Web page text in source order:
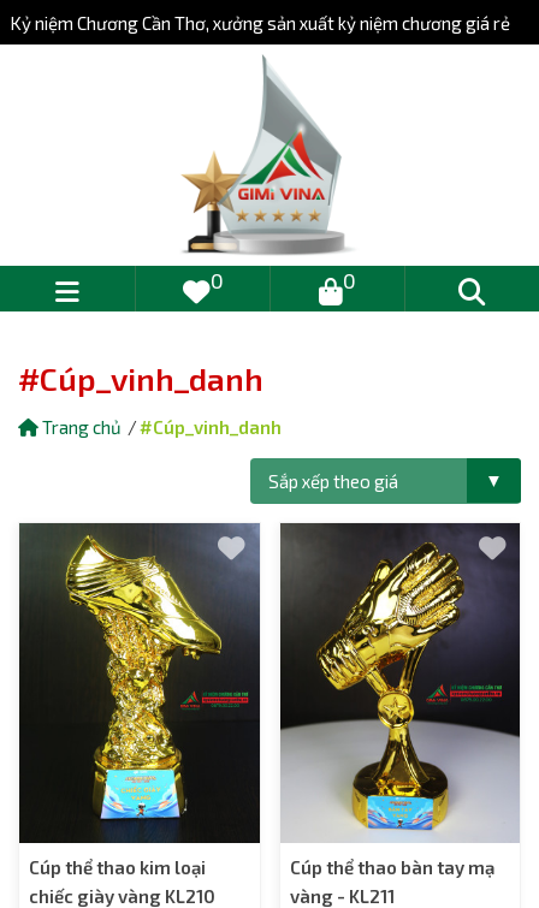
#Cúp_vinh_danh
Trang chủ #Cúp_vinh_danh
Cúp thể thao kim loại
chiếc giày vàng KL210
Cúp thể thao bàn tay mạ
vàng - KL211
Kỷ niệm Chương Cần Thơ, xưởng sản xuất kỷ niệm chương giá rẻ
0 0